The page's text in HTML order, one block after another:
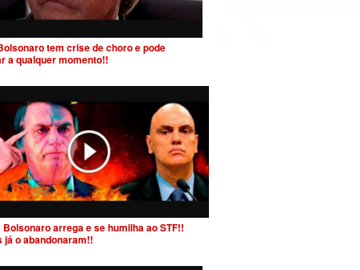
tem crise de choro e pode
a qualquer momento!!
Bolsonaro arrega e se humilha ao STF!!
já o abandonaram!!